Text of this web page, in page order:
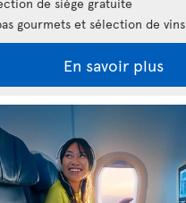
gourmets et sélection de vins
En savoir plus